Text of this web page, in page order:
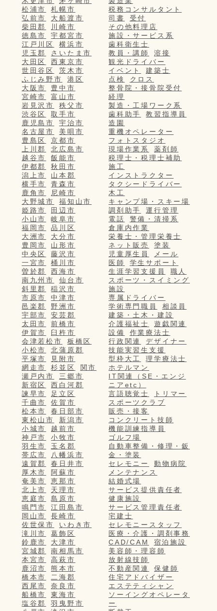
松浦市
札幌市
弘前市
大船渡市
柴田郡
川崎市
徳島市
宇都宮市
江戸川区
横浜市
児玉郡
さいたま市
大田区
西東京市
世田谷区
茨木市
ふじみ野市
港区
大阪市
豊中市
宮崎市
富山市
岩見沢市
秩父市
渋谷区
取手市
鹿児島市
宇治市
名古屋市
美唄市
豊島区
京都市
上川郡
北広島市
越谷市
飯能市
伊都郡
秋田市
潟上市
山本郡
横手市
青森市
鹿角市
尼崎市
大野城市
福知山市
姫路市
田辺市
小山市
岐阜市
福岡市
品川区
大洲市
大分市
豊岡市
山形市
中央区
藤沢市
一宮市
桶川市
曽於郡
西海市
南九州市
仙台市
斜里郡
稲沢市
市原市
中津市
邑楽郡
野洲市
宇部市
安芸郡
太田市
前橋市
伊賀市
臼杵市
会津若松市
板橋区
小松市
北蒲原郡
平塚市
見附市
網走市
杉並区
関市
瀬戸内市
三郷市
新宿区
西白河郡
諫早市
足立区
千曲市
佐賀市
松本市
春日部市
東松山市
新潟市
小城市
越前市
神戸市
小牧市
羽生市
玉名郡
帯広市
八幡浜市
遠賀郡
春日井市
厚木市
阿蘇市
奄美市
恵那市
北上市
天理市
恵庭市
島原市
鳴門市
江田島市
岡山市
長崎市
佐世保市
いわき市
滝川市
葛飾区
鈴鹿市
大津市
宮城郡
南相馬市
本宮市
高萩市
鹿沼市
熊本市
橋本市
二海郡
西尾市
奈良市
船橋市
東海市
塩谷郡
羽曳野市
税務コンサルタント
司書
受付
その他料理店
施設・サービス系
歯科衛生士
教員・講師
溶接
観光ドライバー
イベント
建築士
点検
クロス
整骨院・接骨院受付
経理
製造・工場ワーク系
歯科助手
教習指導員
造園
重機オペレーター
フォトスタジオ
現場作業系
薬剤師
税理士・税理士補助
施工
インストラクター
タクシードライバー
木工
キャンプ場・スキー場
調剤助手
運行管理
電話
警備・清掃系
倉庫内作業
栄養士・管理栄養士
ネット販売
塗装
児童厚生員
メール
医師
学生サポート
生涯学習支援員
職人
スポーツ・スイミング
施設
専属ドライバー
学術専門職員
相談員
建築・土木・建設
介護福祉士
遊戯関連
設備
作業療法士
行政関連
デザイナー
技能実習生支援
型枠大工
理学療法士
ホテルマン
IT関連（SE・エンジ
ニアetc）
言語聴覚士
トリマー
スポーツクラブ
販売・接客
コンクリート技師
機能訓練指導員
ゴルフ場
自動車整備・修理・鈑
金・塗装
セレモニー
動物病院
メンテナンス
結婚式場
サービス提供責任者
健康施設
サービス管理責任者
宅建士
セレモニースタッフ
医療・介護・調剤事務
CAD/CAM
宿泊施設
美容師・理容師
放射線技師
不動産関連
保健師
住宅アドバイザー
エステティシャン
ソーイングオペレータ
ー